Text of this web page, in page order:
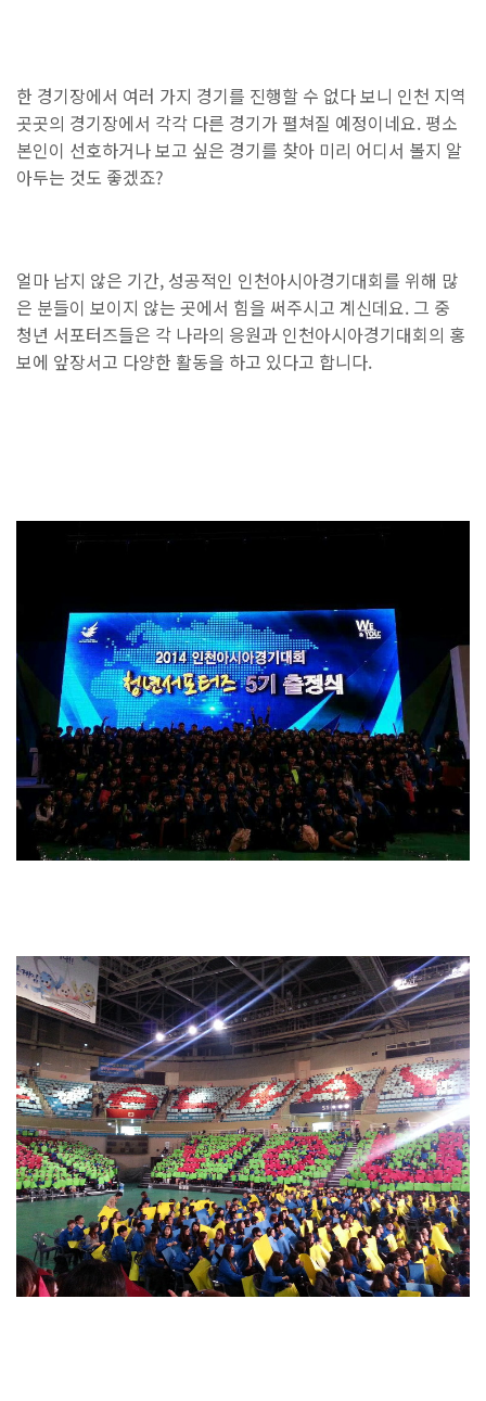
한 경기장에서 여러 가지 경기를 진행할 수 없다 보니 인천 지역
곳곳의 경기장에서 각각 다른 경기가 펼쳐질 예정이네요. 평소
본인이 선호하거나 보고 싶은 경기를 찾아 미리 어디서 볼지 알
아두는 것도 좋겠죠?
얼마 남지 않은 기간, 성공적인 인천아시아경기대회를 위해 많
은 분들이 보이지 않는 곳에서 힘을 써주시고 계신데요. 그 중
청년 서포터즈들은 각 나라의 응원과 인천아시아경기대회의 홍
보에 앞장서고 다양한 활동을 하고 있다고 합니다.